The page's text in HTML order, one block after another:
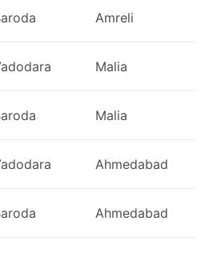
Amreli
Malia
Malia
Ahmedabad
Ahmedabad